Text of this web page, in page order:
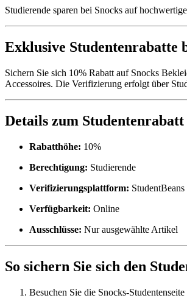
Studierende sparen bei Snocks auf
Exklusive Studentenrabatte
Sichern Sie sich 10% Rabatt auf Snocks
Accessoires. Die Verifizierung erfolgt über
Details zum Studentenrabatt
Rabatthöhe: 10%
Berechtigung: Studierende
Verifizierungsplattform: StudentBeans
Verfügbarkeit: Online
Ausschlüsse: Nur ausgewählte Artikel
So sichern Sie sich den
Besuchen Sie die Snocks-